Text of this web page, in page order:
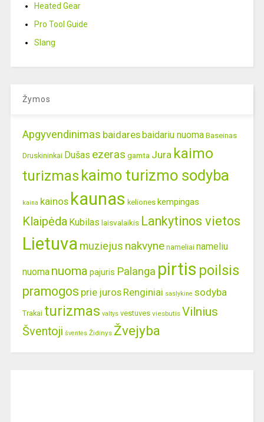
Heated Gear
Pro Tool Guide
Slang
Žymos
Apgyvendinimas baidaresbaidariu nuoma Baseinas
Druskininkai Dušas ezeras gamta Jura kaimo
turizmas kaimo turizmo sodyba
kaina kainos kaunas keliones kempingas
Klaipėda Kubilas laisvalaikis Lankytinos vietos
Lietuva muziejus nakvyne nameliai nameliu
nuoma nuoma pajuris Palanga pirtis poilsis
pramogos prie juros Renginiai saslykine sodyba
Trakai turizmas valtys vestuves viesbutis Vilnius
Šventoji šventės Židinys Žvejyba